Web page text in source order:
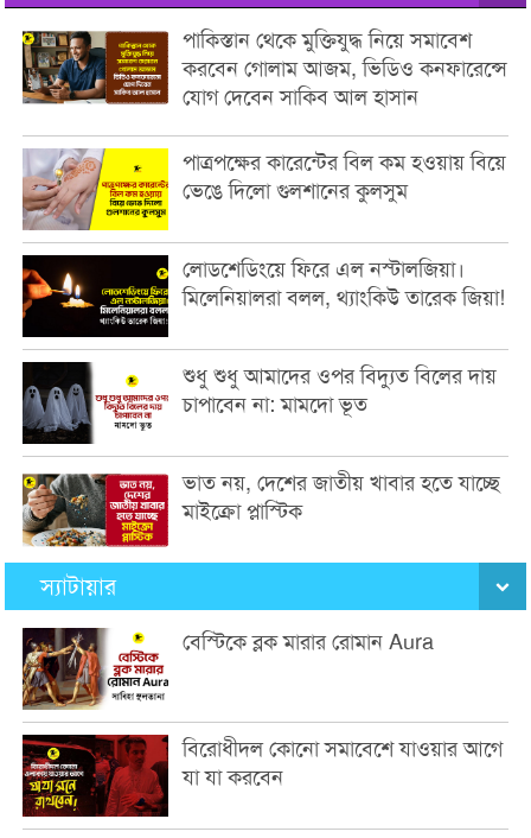
পাকিস্তান থেকে মুক্তিযুদ্ধ নিয়ে সমাবেশ
করবেন গোলাম আজম, ভিডিও কনফারেন্সে
যোগ দেবেন সাকিব আল হাসান
পাত্রপক্ষের কারেন্টের বিল কম হওয়ায় বিয়ে
ভেঙে দিলো গুলশানের কুলসুম
লোডশেডিংয়ে ফিরে এল নস্টালজিয়া।
মিলেনিয়ালরা বলল, থ্যাংকিউ তারেক জিয়া!
শুধু শুধু আমাদের ওপর বিদ্যুত বিলের দায়
চাপাবেন না: মামদো ভূত
ভাত নয়, দেশের জাতীয় খাবার হতে যাচ্ছে
মাইক্রো প্লাস্টিক
স্যাটায়ার
বেস্টিকে ব্লক মারার রোমান Aura
বিরোধীদল কোনো সমাবেশে যাওয়ার আগে
যা যা করবেন